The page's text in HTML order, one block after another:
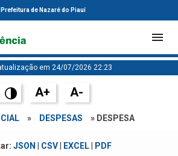
Prefeitura de Nazaré do Piauí
em 24/07/2026 22:23
A+ A-
» DESPESAS » DESPESA
JSON CSV| EXCEL| PDF